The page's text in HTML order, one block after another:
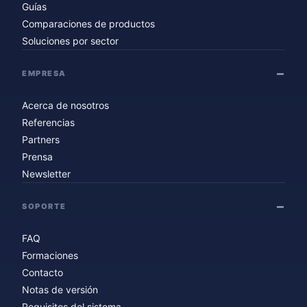
Guías
Comparaciones de productos
Soluciones por sector
EMPRESA
Acerca de nosotros
Referencias
Partners
Prensa
Newsletter
SOPORTE
FAQ
Formaciones
Contacto
Notas de versión